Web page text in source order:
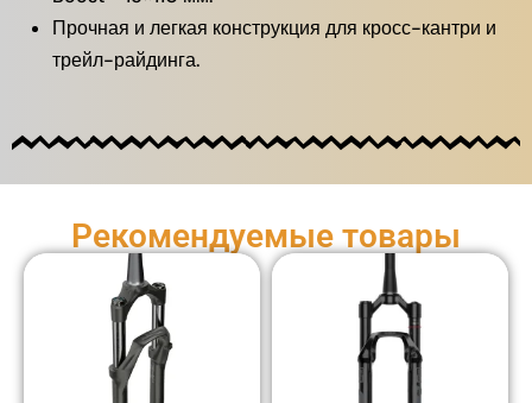
Прочная и легкая конструкция для кросс-кантри и
трейл-райдинга.
Рекомендуемые товары